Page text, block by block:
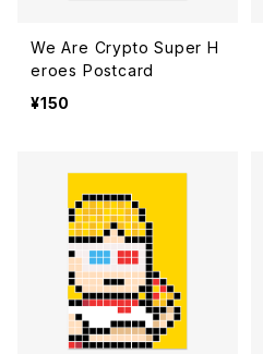
We Are Crypto Super H
eroes Postcard
¥150